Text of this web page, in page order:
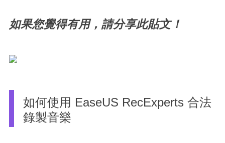
如果您覺得有用，請分享此貼文！
如何使用 EaseUS RecExperts 合法
錄製音樂